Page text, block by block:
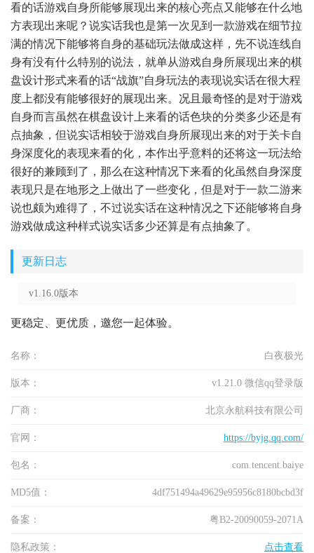
看的话游戏自身所能够展现出来的核心亮点又能够在什么地
方表现出来呢？说实话我也是第一次见到一款游戏在细节拉
满的情况下能够将自身的基础玩法做成这样，先不说连线自
身有没有什么特别的说法，就单从游戏自身所展现出来的棋
盘设计形式来看的话“战旗”自身玩法的表现说实话在很大程
度上都没有能够很好的展现出来。况且最奇怪的是对于游戏
自身而言虽然在棋盘设计上来看的话色块的分类多少还是有
点抽象，但说实话相较于游戏自身所展现出来的对于关卡自
身深度化的表现来看的化，本作出乎意料的还将这一玩法给
很好的兼顾到了，那么在这种情况下来看的化虽然自身深度
表现只是在地形之上做出了一些变化，但是对于一款二游来
说也颇为难得了，不过说实话在这种情况之下还能够将自身
游戏做成这种样式说实话多少还算是有点抽象了。
更新日志
v1.16.0版本
更稳定、更优质，邀您一起体验。
名称： 白夜极光
版本： v1.21.0 微信qq登录版
厂商： 北京永航科技有限公司
官网： https://byjg.qq.com/
包名： com.tencent.baiye
MD5值： 4df751494a49629e95956c8180bcbd3f
备案： 粤B2-20090059-2071A
隐私政策： 点击查看